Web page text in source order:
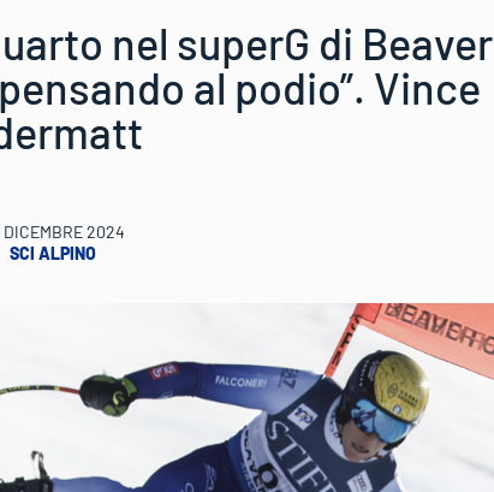
nel superG di Beaver
al podio”. Vince
DICEMBRE 2024
SCI ALPINO